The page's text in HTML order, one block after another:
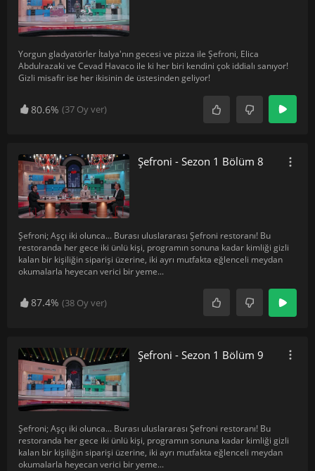
Yorgun gladyatörler İtalya'nın gecesi ve pizza ile Şefroni, Elica
Abdulrazaki ve Cevad Havaco ile ki her biri kendini çok iddialı sanıyor!
Gizli misafir ise her ikisinin de üstesinden geliyor!
80.6% (37 Oy ver)
Şefroni - Sezon 1 Bölüm 8
Şefroni; Aşçı iki olunca... Burası uluslararası Şefroni restoranı! Bu
restoranda her gece iki ünlü kişi, programın sonuna kadar kimliği gizli
kalan bir kişiliğin siparişi üzerine, iki ayrı mutfakta eğlenceli meydan
okumalarla heyecan verici bir yeme...
87.4% (38 Oy ver)
Şefroni - Sezon 1 Bölüm 9
Şefroni; Aşçı iki olunca... Burası uluslararası Şefroni restoranı! Bu
restoranda her gece iki ünlü kişi, programın sonuna kadar kimliği gizli
kalan bir kişiliğin siparişi üzerine, iki ayrı mutfakta eğlenceli meydan
okumalarla heyecan verici bir yeme...